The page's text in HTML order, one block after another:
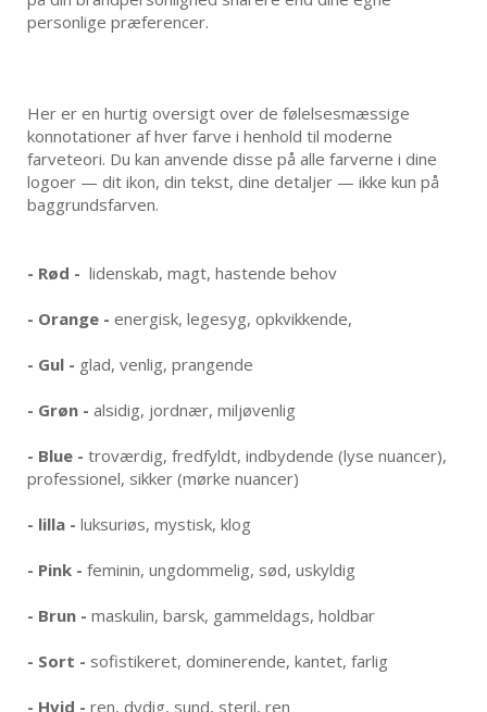
personlige præferencer.
Her er en hurtig oversigt over de følelsesmæssige
konnotationer af hver farve i henhold til moderne
farveteori. Du kan anvende disse på alle farverne i dine
logoer — dit ikon, din tekst, dine detaljer — ikke kun på
baggrundsfarven.
- Rød - lidenskab, magt, hastende behov
- Orange - energisk, legesyg, opkvikkende,
- Gul - glad, venlig, prangende
- Grøn - alsidig, jordnær, miljøvenlig
- Blue - troværdig, fredfyldt, indbydende (lyse nuancer),
professionel, sikker (mørke nuancer)
- lilla - luksuriøs, mystisk, klog
- Pink - feminin, ungdommelig, sød, uskyldig
- Brun - maskulin, barsk, gammeldags, holdbar
- Sort - sofistikeret, dominerende, kantet, farlig
- Hvid - ren, dydig, sund, steril, ren